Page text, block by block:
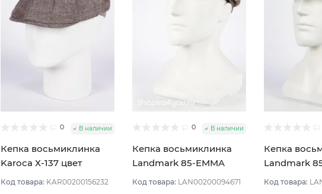
0 В наличии
Кепка восьмиклинка
Karoca Х-137 цвет
Коричневый размер 56
Код товара: KAR00200156232
0 В наличии
Кепка восьмиклинка
Landmark 85-EMMA
цвет Бежевый тёмный
Код товара: LAN00200094671
Кепка
Landmark
VULKAN
Код товара: